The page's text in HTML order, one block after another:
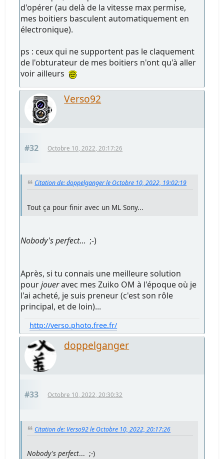
d'opérer (au delà de la vitesse max permise,
mes boitiers basculent automatiquement en
électronique).
ps : ceux qui ne supportent pas le claquement
de l'obturateur de mes boitiers n'ont qu'à aller
voir ailleurs
Verso92
#32 Octobre 10, 2022, 20:17:26
Citation de: doppelganger le Octobre 10, 2022, 19:02:19
Tout ça pour finir avec un ML Sony...
Nobody's perfect... ;-)
Après, si tu connais une meilleure solution
pourjoueravec mes Zuiko OM à l'époque où je
l'ai acheté, je suis preneur (c'est son rôle
principal, et de loin)...
http://verso.photo.free.fr/
doppelganger
#33 Octobre 10, 2022, 20:30:32
Citation de: Verso92 le Octobre 10, 2022, 20:17:26
Nobody's perfect... ;-)